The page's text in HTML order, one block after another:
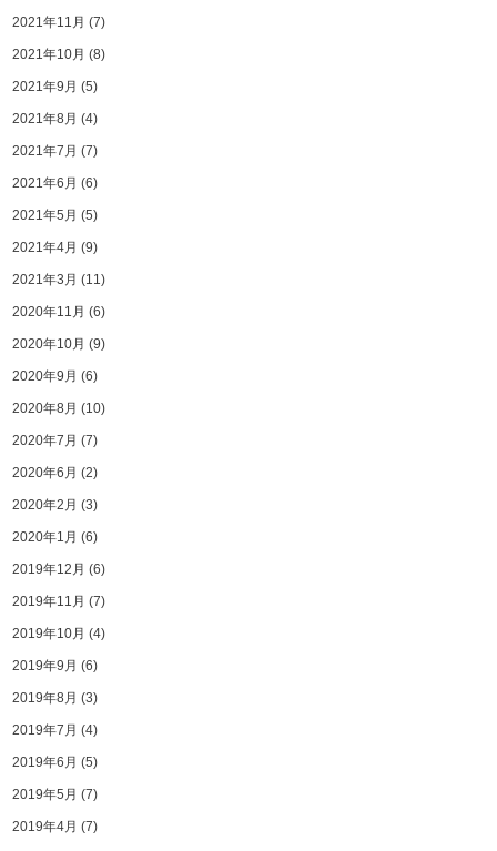
2021年11月 (7)
2021年10月 (8)
2021年9月 (5)
2021年8月 (4)
2021年7月 (7)
2021年6月 (6)
2021年5月 (5)
2021年4月 (9)
2021年3月 (11)
2020年11月 (6)
2020年10月 (9)
2020年9月 (6)
2020年8月 (10)
2020年7月 (7)
2020年6月 (2)
2020年2月 (3)
2020年1月 (6)
2019年12月 (6)
2019年11月 (7)
2019年10月 (4)
2019年9月 (6)
2019年8月 (3)
2019年7月 (4)
2019年6月 (5)
2019年5月 (7)
2019年4月 (7)